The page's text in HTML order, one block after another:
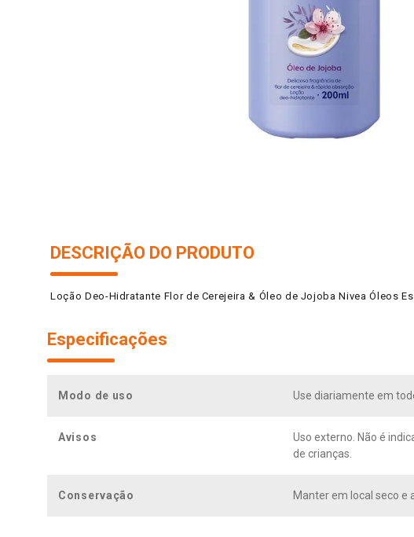
DESCRIÇÃO DO PRODUTO
Loção Deo-Hidratante Flor de Cerejeira & Óleo de Jojoba Nivea Óleos
Especificações
Modo de uso Use diariamente em
Avisos
Uso externo. Não é
de crianças.
Conservação Manter em local seco e